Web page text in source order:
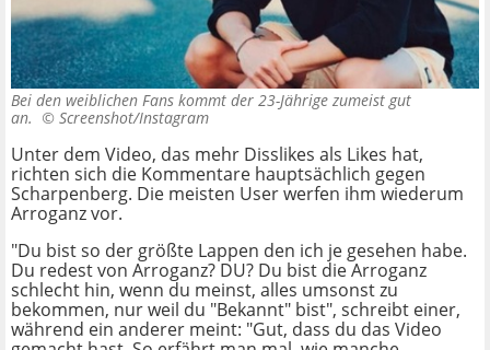
Bei den weiblichen Fans kommt der 23-Jährige zumeist gut
an. © Screenshot/Instagram
Unter dem Video, das mehr Disslikes als Likes hat,
richten sich die Kommentare hauptsächlich gegen
Scharpenberg. Die meisten User werfen ihm wiederum
Arroganz vor.
"Du bist so der größte Lappen den ich je gesehen habe.
Du redest von Arroganz? DU? Du bist die Arroganz
schlecht hin, wenn du meinst, alles umsonst zu
bekommen, nur weil du "Bekannt" bist", schreibt einer,
während ein anderer meint: "Gut, dass du das Video